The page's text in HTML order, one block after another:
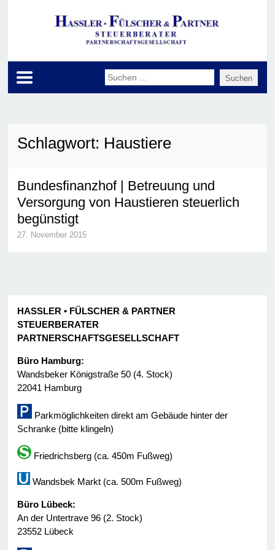
Schlagwort: Haustiere
Bundesfinanzhof | Betreuung und
Versorgung von Haustieren steuerlich
begünstigt
27. November 2015
HASSLER • FÜLSCHER & PARTNER
STEUERBERATER
PARTNERSCHAFTSGESELLSCHAFT
Büro Hamburg:
Wandsbeker Königstraße 50 (4. Stock)
22041 Hamburg
Parkmöglichkeiten direkt am Gebäude hinter der
Schranke (bitte klingeln)
Friedrichsberg (ca. 450m Fußweg)
Wandsbek Markt (ca. 500m Fußweg)
Büro Lübeck:
An der Untertrave 96 (2. Stock)
23552 Lübeck